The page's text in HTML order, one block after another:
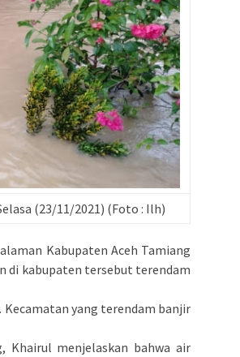
(23/11/2021) (Foto : Ilh)
Kabupaten Aceh Tamiang
di kabupaten tersebut terendam
yang terendam banjir
Khairul menjelaskan bahwa air